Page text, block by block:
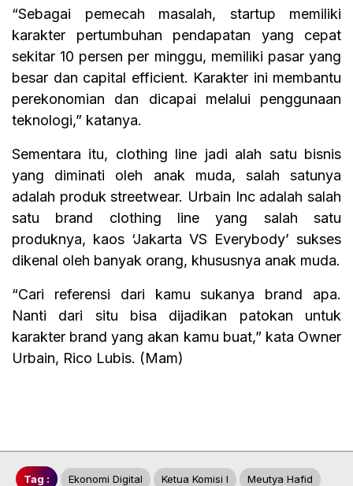
“Sebagai pemecah masalah, startup memiliki
karakter pertumbuhan pendapatan yang cepat
sekitar 10 persen per minggu, memiliki pasar yang
besar dan capital efficient. Karakter ini membantu
perekonomian dan dicapai melalui penggunaan
teknologi,” katanya.
Sementara itu, clothing line jadi alah satu bisnis
yang diminati oleh anak muda, salah satunya
adalah produk streetwear. Urbain Inc adalah salah
satu brand clothing line yang salah satu
produknya, kaos ‘Jakarta VS Everybody’ sukses
dikenal oleh banyak orang, khususnya anak muda.
“Cari referensi dari kamu sukanya brand apa.
Nanti dari situ bisa dijadikan patokan untuk
karakter brand yang akan kamu buat,” kata Owner
Urbain, Rico Lubis. (Mam)
Tag : Ekonomi Digital Ketua Komisi I Meutya Hafid